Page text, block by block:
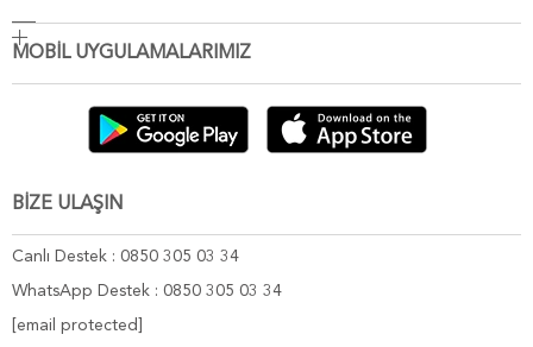
MOBİL UYGULAMALARIMIZ
BİZE ULAŞIN
Canlı Destek : 0850 305 03 34
WhatsApp Destek : 0850 305 03 34
[email protected]